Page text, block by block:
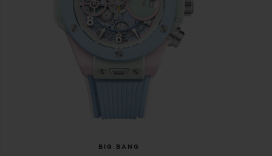
BIG BANG